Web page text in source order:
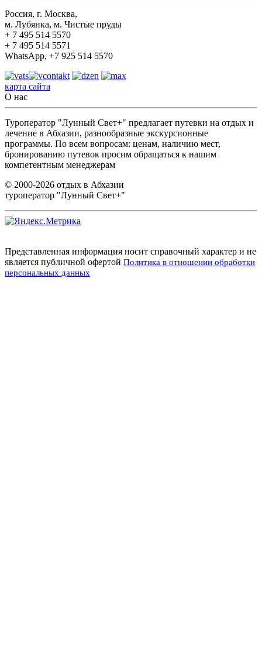
Россия, г. Москва,
м. Лубянка, м. Чистые пруды
+ 7 495 514 5570
+ 7 495 514 5571
WhatsApp, +7 925 514 5570
карта сайта
О нас
Туроператор "Лунный Свет+" предлагает путевки на отдых и
лечение в Абхазии, разнообразные экскурсионные
программы. По всем вопросам: ценам, наличию мест,
бронированию путевок просим обращаться к нашим
компетентным менеджерам
© 2000-2026 отдых в Абхазии
туроператор "Лунный Свет+"
Представленная информация носит справочный характер и не
является публичной офертой Политика в отношении обработки
персональных данных